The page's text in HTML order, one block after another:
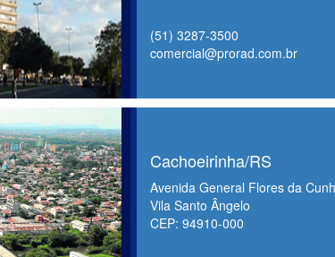
(51) 3287-3500
comercial@prorad.com.br
Cachoeirinha/RS
Avenida General Flores da
Vila Santo Ângelo
CEP: 94910-000